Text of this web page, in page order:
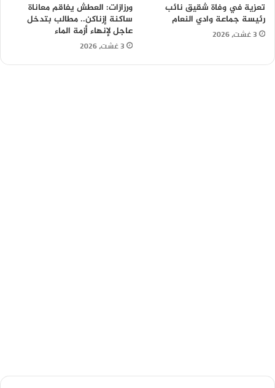
تعزية في وفاة شقيق نائب
رئيسة جماعة وادي النعام
3 غشت، 2026
ورزازات: العطش يفاقم معاناة
ساكنة إزناكن.. مطالب بتدخل
عاجل لإنهاء أزمة الماء
3 غشت، 2026